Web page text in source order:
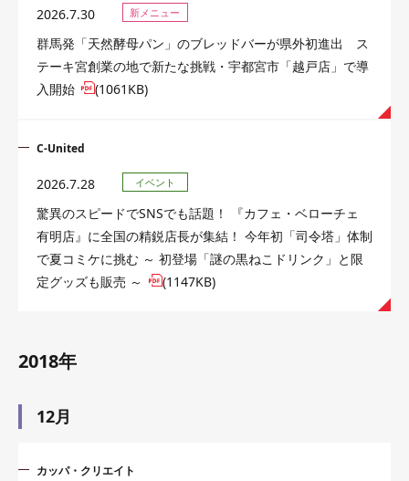
2026.7.30 新メニュー
群馬発「天然酵母パン」のブレッドバーが県外初進出 ス
テーキ宮創業の地で新たな挑戦・宇都宮市「越戸店」で導
入開始
(1061KB)
C-United
2026.7.28 イベント
驚異のスピードでSNSでも話題！ 『カフェ・ベローチェ
有明店』に全国の精鋭店長が集結！ 今年初「司令塔」体制
で夏コミケに挑む ～ 初登場「謎の黒ねこドリンク」と限
定グッズも販売 ～
(1147KB)
2018年
12月
カッパ・クリエイト